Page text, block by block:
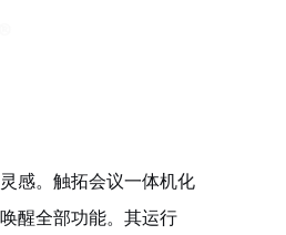
感。触拓会议一体机化
醒全部功能。其运行